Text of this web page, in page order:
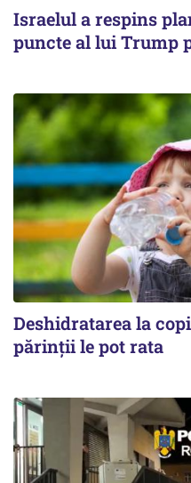
Israelul a respins
puncte al lui Trump
Deshidratarea la
părinții le pot rata